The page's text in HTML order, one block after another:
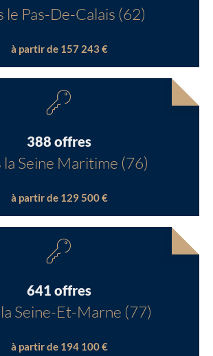
le Pas-De-Calais (62)
à partir de 157 243 €
388 offres
la Seine Maritime (76)
à partir de 129 500 €
641 offres
Seine-Et-Marne (77)
à partir de 194 100 €